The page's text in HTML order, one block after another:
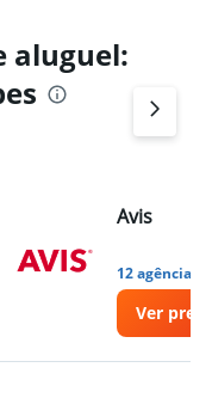
aluguel:
Avis
12 agências
Ver